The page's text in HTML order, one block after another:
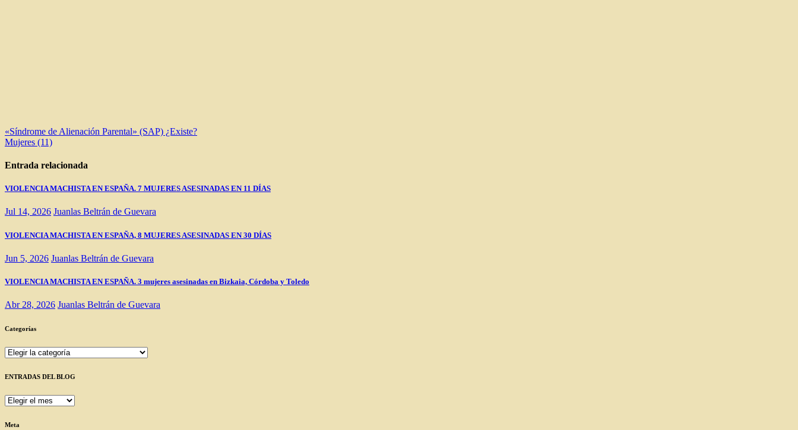
Navegación
de
entradas
«Síndrome de Alienación Parental» (SAP) ¿Existe?
Mujeres (11)
Entrada relacionada
VIOLENCIA MACHISTA EN ESPAÑA. 7 MUJERES ASESINADAS EN 11 DÍAS
Jul 14, 2026 Juanlas Beltrán de Guevara
VIOLENCIA MACHISTA EN ESPAÑA, 8 MUJERES ASESINADAS EN 30 DÍAS
Jun 5, 2026 Juanlas Beltrán de Guevara
VIOLENCIA MACHISTA EN ESPAÑA. 3 mujeres asesinadas en Bizkaia, Córdoba y Toledo
Abr 28, 2026 Juanlas Beltrán de Guevara
Categorías
Categorías
ENTRADAS DEL BLOG
ENTRADAS
BLOG
Meta